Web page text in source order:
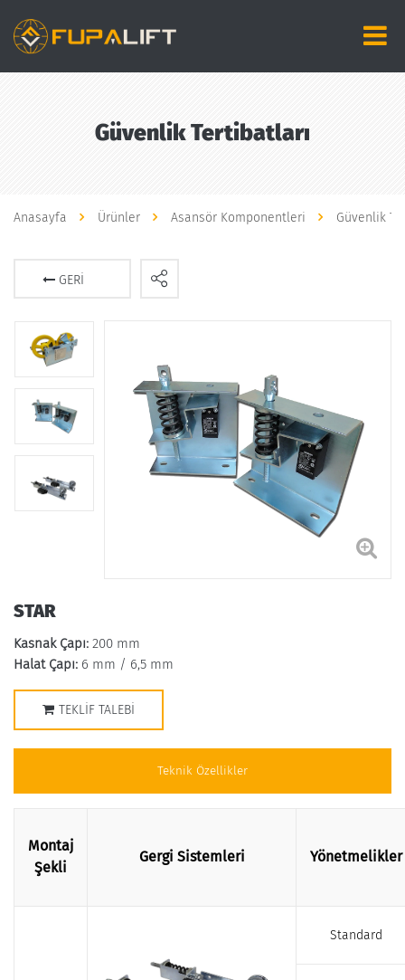
Güvenlik Tertibatları
Anasayfa Ürünler Asansör Komponentleri Güvenlik
GERI
STAR
Kasnak Çapı: 200 mm
Halat Çapı: 6 mm / 6,5 mm
TEKLIF TALEBI
Teknik Özellikler
Montaj
Şekli
Gergi Sistemleri Yönetmelikler
Standard